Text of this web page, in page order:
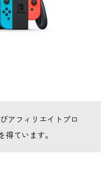
アフィリエイトプロ
得ています。